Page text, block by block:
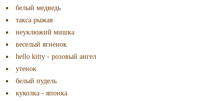
белый медведь
такса рыжая
неуклюжий мишка
веселый ягненок
hello kitty - розовый ангел
утенок
белый пудель
куколка - японка